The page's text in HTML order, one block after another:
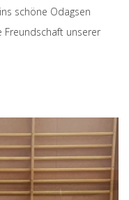
schöne Odagsen
Freundschaft unserer